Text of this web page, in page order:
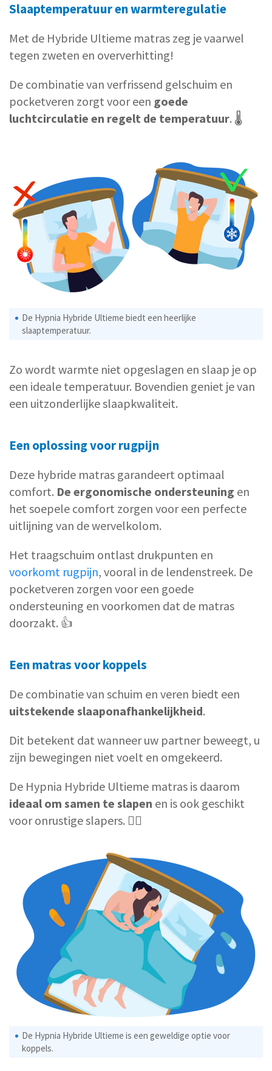
Slaaptemperatuur en warmteregulatie
Met de Hybride Ultieme matras zeg je vaarwel
tegen zweten en oververhitting!
De combinatie van verfrissend gelschuim en
pocketveren zorgt voor een goede
luchtcirculatie en regelt de temperatuur. 🌡️
De Hypnia Hybride Ultieme biedt een heerlijke
slaaptemperatuur.
Zo wordt warmte niet opgeslagen en slaap je op
een ideale temperatuur. Bovendien geniet je van
een uitzonderlijke slaapkwaliteit.
Een oplossing voor rugpijn
Deze hybride matras garandeert optimaal
comfort. De ergonomische ondersteuning en
het soepele comfort zorgen voor een perfecte
uitlijning van de wervelkolom.
Het traagschuim ontlast drukpunten en
voorkomt rugpijn, vooral in de lendenstreek. De
pocketveren zorgen voor een goede
ondersteuning en voorkomen dat de matras
doorzakt. 👍
Een matras voor koppels
De combinatie van schuim en veren biedt een
uitstekende slaaponafhankelijkheid.
Dit betekent dat wanneer uw partner beweegt, u
zijn bewegingen niet voelt en omgekeerd.
De Hypnia Hybride Ultieme matras is daarom
ideaal om samen te slapen en is ook geschikt
voor onrustige slapers. 🤸‍♂️
De Hypnia Hybride Ultieme is een geweldige optie voor
koppels.